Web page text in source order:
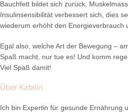
Bauchfett bildet sich zurück,
Insulinsensibilität verbessert sich, dies
wiederum erhöht den Energieverbrauch
Egal also, welche Art der Bewegung –
Spaß macht, nur tue es! Und komm
Viel Spaß damit!
Über Katalin
Ich bin Expertin für gesunde Ernährung